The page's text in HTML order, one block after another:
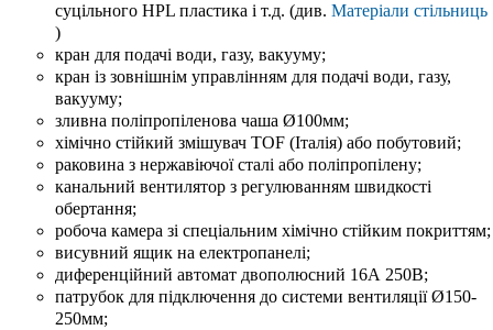
суцільного HPL пластика і т.д. (див. Матеріали стільниць
)
кран для подачі води, газу, вакууму;
кран із зовнішнім управлінням для подачі води, газу,
вакууму;
зливна поліпропіленова чаша Ø100мм;
хімічно стійкий змішувач TOF (Італія) або побутовий;
раковина з нержавіючої сталі або поліпропілену;
канальний вентилятор з регулюванням швидкості
обертання;
робоча камера зі спеціальним хімічно стійким покриттям;
висувний ящик на електропанелі;
диференційний автомат двополюсний 16А 250В;
патрубок для підключення до системи вентиляції Ø150-
250мм;